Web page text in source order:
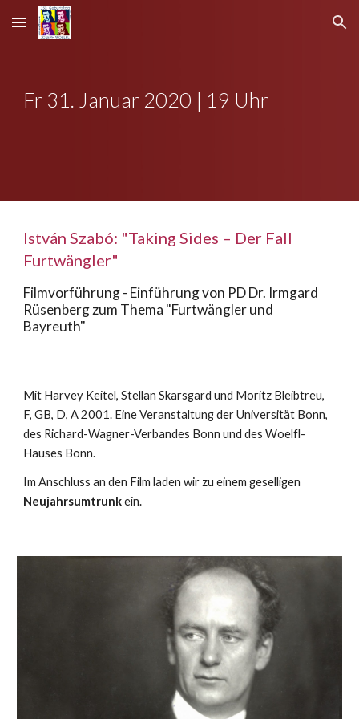
Skip to main content Skip to navigation
Fr 31. Januar 2020 | 19 Uhr
István Szabó: "Taking Sides – Der Fall
Furtwängler"
Filmvorführung - Einführung von PD Dr. Irmgard
Rüsenberg zum Thema "Furtwängler und
Bayreuth"
Mit Harvey Keitel, Stellan Skarsgard und Moritz Bleibtreu,
F, GB, D, A 2001. Eine Veranstaltung der Universität Bonn,
des Richard-Wagner-Verbandes Bonn und des Woelfl-
Hauses Bonn.
Im Anschluss an den Film laden wir zu einem geselligen
Neujahrsumtrunkein.